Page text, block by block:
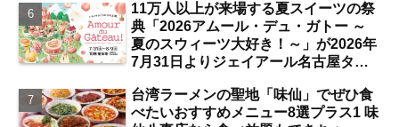
夏祭りの見どころは？【まとめ／大曽
根】
11万人以上が来場する夏スイーツの祭
典「2026アムール・デュ・ガトー ～
夏のスウィーツ大好き！～」が2026年
7月31日よりジェイアール名古屋タカ
【名古屋駅】
台湾ラーメンの聖地「味仙」でぜひ食
べたいおすすめメニュー8選プラス1 味